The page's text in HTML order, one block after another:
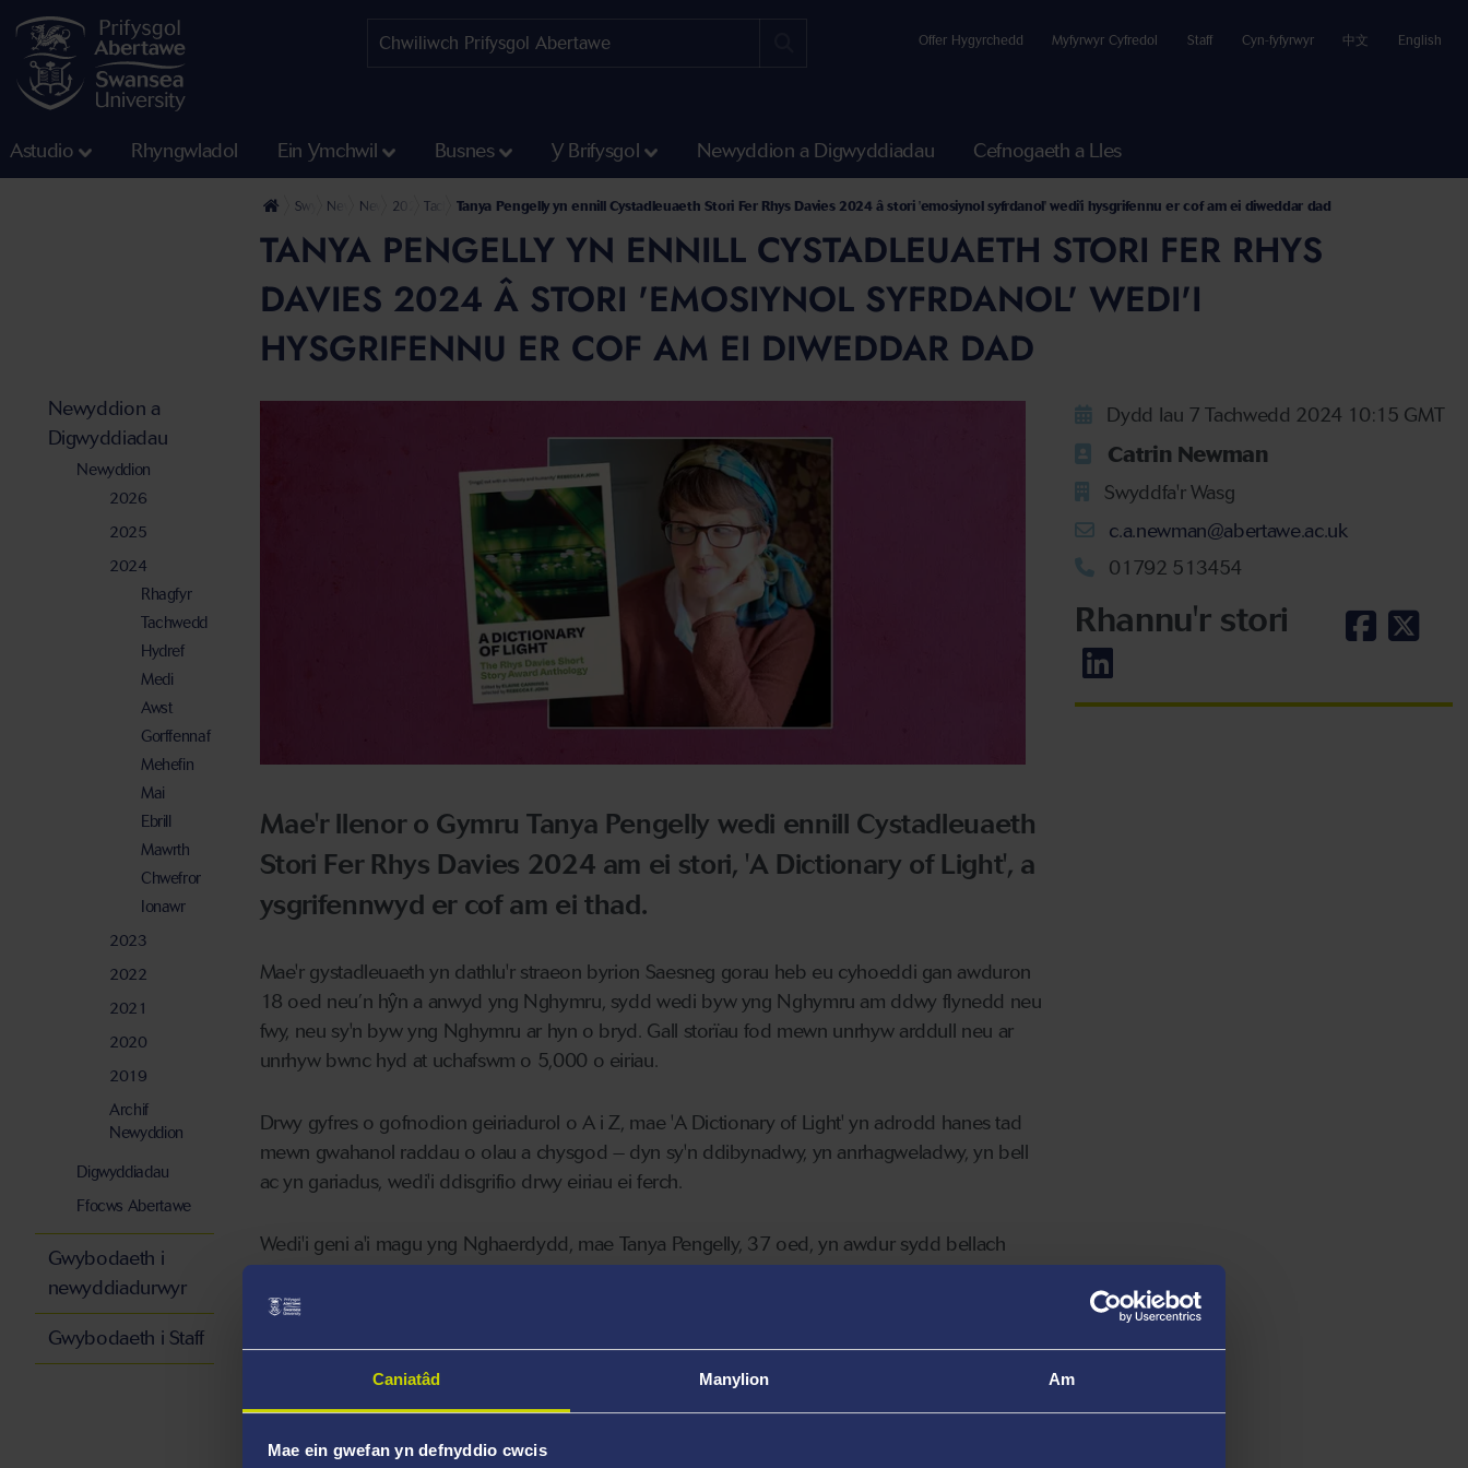
Caniatâd Manylion Am
Mae ein gwefan yn defnyddio cwcis
Offer Hygyrchedd Myfyrwyr Cyfredol Staff Cyn-fyfyrwyr 中文 English
Astudio Rhyngwladol Ein Ymchwil Busnes Y Brifysgol Newyddion a Digwyddiadau Cefnogaeth a Lles
Swyddfa'r Wasg
Newyddion a Digwyddiadau
Newyddion
2024TachweddTanya Pengelly yn ennill Cystadleuaeth Stori Fer Rhys Davies 2024 â stori 'emosiynol syfrdanol' wedi'i hysgrifennu er cof am ei diweddar dad
TANYA PENGELLY YN ENNILL CYSTADLEUAETH STORI FER RHYS
DAVIES 2024 Â STORI 'EMOSIYNOL SYFRDANOL' WEDI'I
HYSGRIFENNU ER COF AM EI DIWEDDAR DAD
Mae'r llenor o Gymru Tanya Pengelly wedi ennill Cystadleuaeth
Stori Fer Rhys Davies 2024 am ei stori, 'A Dictionary of Light', a
ysgrifennwyd er cof am ei thad.
Mae'r gystadleuaeth yn dathlu'r straeon byrion Saesneg gorau heb eu cyhoeddi gan awduron
18 oed neu’n hŷn a anwyd yng Nghymru, sydd wedi byw yng Nghymru am ddwy flynedd neu
fwy, neu sy'n byw yng Nghymru ar hyn o bryd. Gall storïau fod mewn unrhyw arddull neu ar
unrhyw bwnc hyd at uchafswm o 5,000 o eiriau.
Drwy gyfres o gofnodion geiriadurol o A i Z, mae 'A Dictionary of Light' yn adrodd hanes tad
mewn gwahanol raddau o olau a chysgod – dyn sy'n ddibynadwy, yn anrhagweladwy, yn bell
ac yn gariadus, wedi'i ddisgrifio drwy eiriau ei ferch.
Wedi'i geni a'i magu yng Nghaerdydd, mae Tanya Pengelly, 37 oed, yn awdur sydd bellach
nid-er-elw cenedlaethol ac yn rhedeg Milverton Writers, grŵp bach rhyngwladol o feirdd ac
cyfleu'r straeon rydym yn eu hadrodd. Yn 2024, enillodd Tanya Wobr Robert Day am ffuglen,
ac mae ei straeon wedi ymddangos mewn sawl antholeg a chylchgrawn llenyddol.
Dydd Iau 7 Tachwedd 2024 10:15 GMT
Catrin Newman
Swyddfa'r Wasg
c.a.newman@abertawe.ac.uk
01792 513454
Rhannu'r stori
Newyddion a
Digwyddiadau
Newyddion
2026
2025
2024
Rhagfyr
Tachwedd
Hydref
Medi
Awst
Gorffennaf
Mehefin
Mai
Ebrill
Mawrth
Chwefror
Ionawr
2023
2022
2021
2020
2019
Archif
Newyddion
Digwyddiadau
Ffocws Abertawe
Gwybodaeth i
newyddiadurwyr
Gwybodaeth i Staff